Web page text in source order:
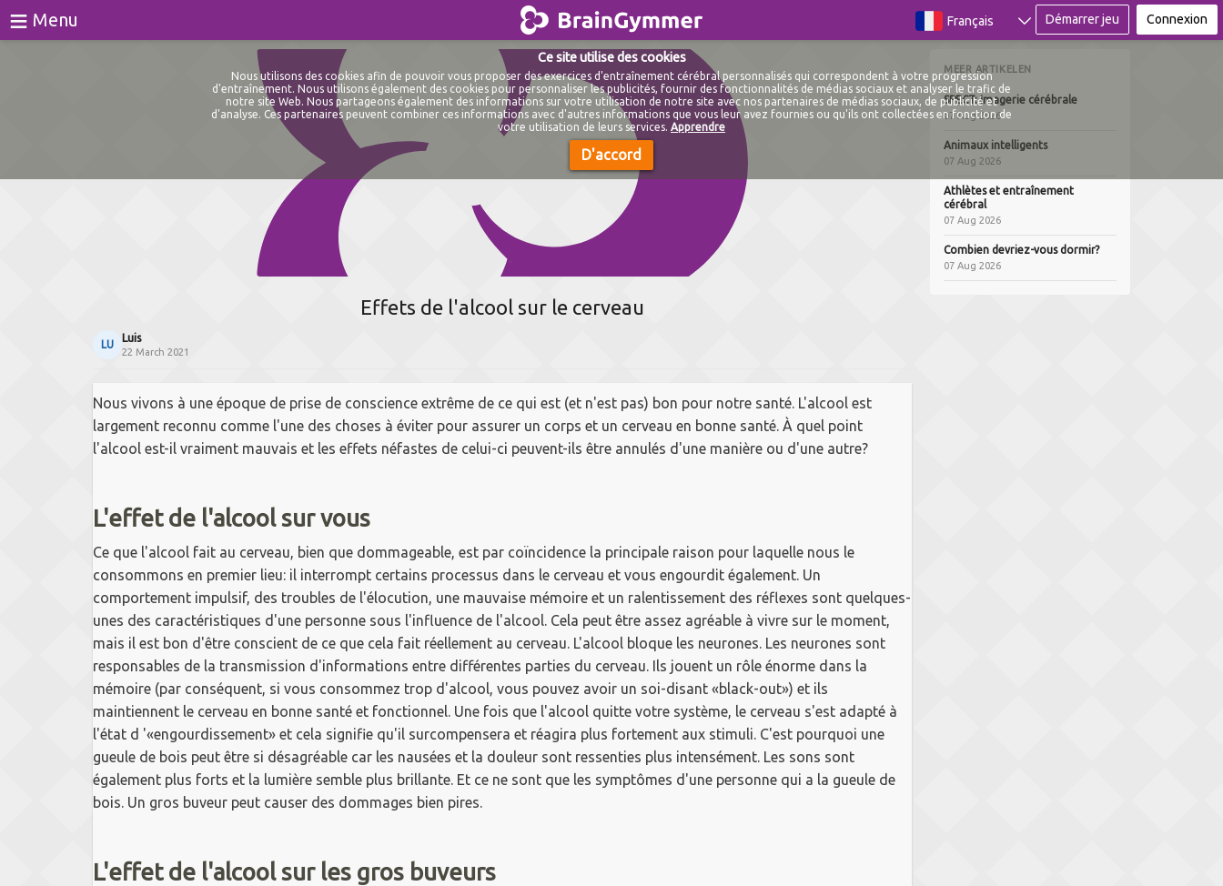
≡ Menu BrainGymmer Français Démarrer jeu Connexion
Effets de l'alcool sur le cerveau
LU
Luis
22 March 2021
Nous vivons à une époque de prise de conscience extrême de ce qui est (et n'est pas) bon pour notre santé. L'alcool est
largement reconnu comme l'une des choses à éviter pour assurer un corps et un cerveau en bonne santé. À quel point
l'alcool est-il vraiment mauvais et les effets néfastes de celui-ci peuvent-ils être annulés d'une manière ou d'une autre?
L'effet de l'alcool sur vous
Ce que l'alcool fait au cerveau, bien que dommageable, est par coïncidence la principale raison pour laquelle nous le
consommons en premier lieu: il interrompt certains processus dans le cerveau et vous engourdit également. Un
comportement impulsif, des troubles de l'élocution, une mauvaise mémoire et un ralentissement des réflexes sont quelques-
unes des caractéristiques d'une personne sous l'influence de l'alcool. Cela peut être assez agréable à vivre sur le moment,
mais il est bon d'être conscient de ce que cela fait réellement au cerveau. L'alcool bloque les neurones. Les neurones sont
responsables de la transmission d'informations entre différentes parties du cerveau. Ils jouent un rôle énorme dans la
mémoire (par conséquent, si vous consommez trop d'alcool, vous pouvez avoir un soi-disant «black-out») et ils
maintiennent le cerveau en bonne santé et fonctionnel. Une fois que l'alcool quitte votre système, le cerveau s'est adapté à
l'état d '«engourdissement» et cela signifie qu'il surcompensera et réagira plus fortement aux stimuli. C'est pourquoi une
gueule de bois peut être si désagréable car les nausées et la douleur sont ressenties plus intensément. Les sons sont
également plus forts et la lumière semble plus brillante. Et ce ne sont que les symptômes d'une personne qui a la gueule de
bois. Un gros buveur peut causer des dommages bien pires.
L'effet de l'alcool sur les gros buveurs
MEER ARTIKELEN
SPECT: Imagerie cérébrale
07 Aug 2026
Animaux intelligents
07 Aug 2026
Athlètes et entraînement
cérébral
07 Aug 2026
Combien devriez-vous dormir?
07 Aug 2026
Ce site utilise des cookies
Nous utilisons des cookies afin de pouvoir vous proposer des exercices d'entraînement cérébral personnalisés qui correspondent à votre progression
d'entraînement. Nous utilisons également des cookies pour personnaliser les publicités, fournir des fonctionnalités de médias sociaux et analyser le trafic de
notre site Web. Nous partageons également des informations sur votre utilisation de notre site avec nos partenaires de médias sociaux, de publicité et
d'analyse. Ces partenaires peuvent combiner ces informations avec d'autres informations que vous leur avez fournies ou qu'ils ont collectées en fonction de
votre utilisation de leurs services. Apprendre
D'accord